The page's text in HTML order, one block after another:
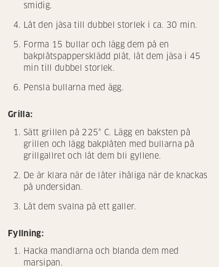
smidig.
Låt den jäsa till dubbel storlek i ca. 30 min.
Forma 15 bullar och lägg dem på en
bakplåtspappersklädd plåt, låt dem jäsa i 45
min till dubbel storlek.
Pensla bullarna med ägg.
Grilla:
Sätt grillen på 225° C. Lägg en baksten på
grillen och lägg bakplåten med bullarna på
grillgallret och låt dem bli gyllene.
De är klara när de låter ihåliga när de knackas
på undersidan.
Låt dem svalna på ett galler.
Fyllning:
Hacka mandlarna och blanda dem med
marsipan.